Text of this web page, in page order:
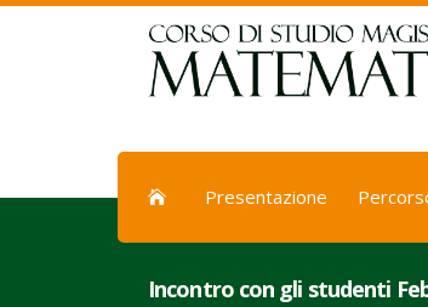
Presentazione
Incontro con gli studenti